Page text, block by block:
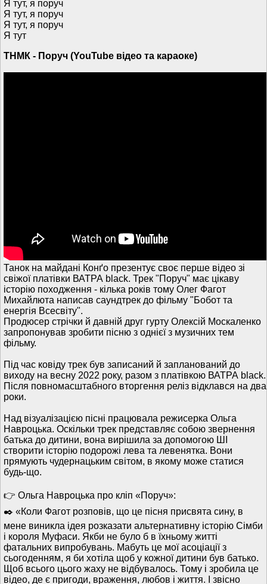
Я тут, я поруч
Я тут, я поруч
Я тут, я поруч
Я тут
ТНМК - Поруч (YouTube відео та караоке)
Танок на майдані Конґо презентує своє перше відео зі
свіжої платівки ВАТРА black. Трек "Поруч" має цікаву
історію походження - кілька років тому Олег Фагот
Михайлюта написав саундтрек до фільму "Бобот та
енергія Всесвіту".
Продюсер стрічки й давній друг гурту Олексій Москаленко
запропонував зробити пісню з однієї з музичних тем
фільму.
Під час ковіду трек був записаний й запланований до
виходу на весну 2022 року, разом з платівкою ВАТРА black.
Після повномасштабного вторгення реліз відклався на два
роки.
Над візуалізацією пісні працювала режисерка Ольга
Навроцька. Оскільки трек представляє собою звернення
батька до дитини, вона вирішила за допомогою ШІ
створити історію подорожі лева та левенятка. Вони
прямують чудернацьким світом, в якому може статися
будь-що.
👉 Ольга Навроцька про кліп «Поруч»:
✒️ «Коли Фагот розповів, що це пісня присвята сину, в
мене виникла ідея розказати альтернативну історію Сімби
і короля Муфаси. Якби не було б в їхньому житті
фатальних випробувань. Мабуть це мої асоціації з
сьогоденням, я би хотіла щоб у кожної дитини був батько.
Щоб всього цього жаху не відбувалось. Тому і зробила це
відео, де є пригоди, враження, любов і життя. І звісно